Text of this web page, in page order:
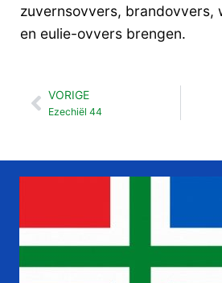
zuvernsovvers, brandovvers,
en eulie-ovvers brengen.
Vorige
VORIGE
Ezechiël 44